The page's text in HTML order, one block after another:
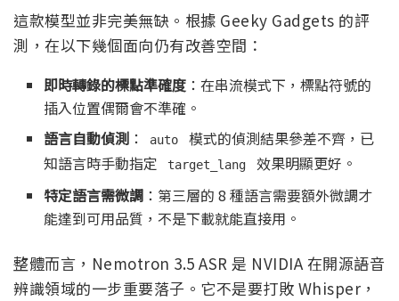
這款模型並非完美無缺。根據 Geeky Gadgets 的評
測，在以下幾個面向仍有改善空間：
即時轉錄的標點準確度 ：在串流模式下，標點符號的
插入位置偶爾會不準確。
語言自動偵測 ： auto
模式的偵測結果參差不齊，已
知語言時手動指定
target_lang
效果明顯更好。
特定語言需微調 ：第三層的 8 種語言需要額外微調才
能達到可用品質，不是下載就能直接用。
整體而言，Nemotron 3.5 ASR 是 NVIDIA 在開源語音
辨識領域的一步重要落子。它不是要打敗 Whisper，